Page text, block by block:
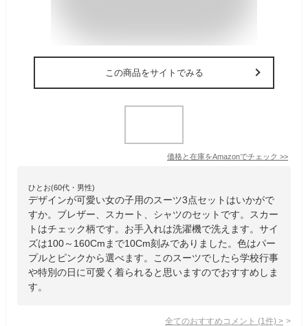
この商品をサイトでみる
価格と在庫をAmazonでチェック >>
ひとお(60代・男性)
デザインが可愛い女の子用のスーツ3点セットはいかがで
すか。ブレザー、スカート、シャツのセットです。スカー
トはチェック柄です。お手入れは洗濯機で洗えます。サイ
ズは100～160Cmまで10Cm刻みでありました。色はパー
プルとピンクから選べます。このスーツでしたら学校行事
や特別の日に可愛く着られると思いますのでおすすめしま
す。
全てのおすすめコメント (1 件) >